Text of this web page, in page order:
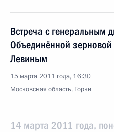
Встреча с генеральным
Объединённой
Левиным
15 марта 2011 года, 16:30
Московская область, Горки
14 марта 2011 года,